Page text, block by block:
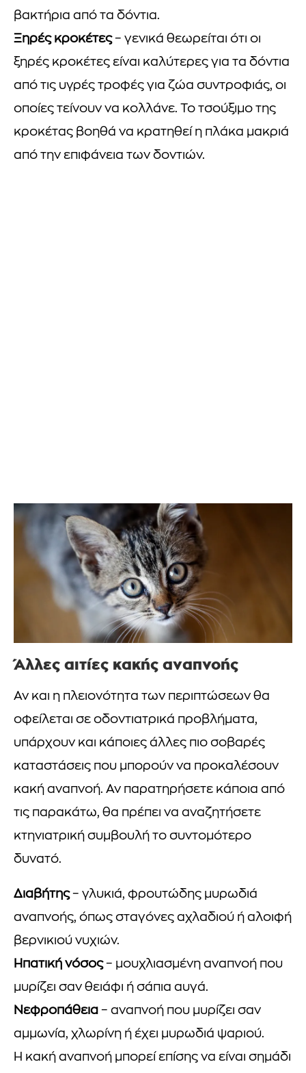
βακτήρια από τα δόντια.
Ξηρές κροκέτες– γενικά θεωρείται ότι οι
ξηρές κροκέτες είναι καλύτερες για τα δόντια
από τις υγρές τροφές για ζώα συντροφιάς, οι
οποίες τείνουν να κολλάνε. Το τσούξιμο της
κροκέτας βοηθά να κρατηθεί η πλάκα μακριά
από την επιφάνεια των δοντιών.
Άλλες αιτίες κακής αναπνοής
Αν και η πλειονότητα των περιπτώσεων θα
οφείλεται σε οδοντιατρικά προβλήματα,
υπάρχουν και κάποιες άλλες πιο σοβαρές
καταστάσεις που μπορούν να προκαλέσουν
κακή αναπνοή. Αν παρατηρήσετε κάποια από
τις παρακάτω, θα πρέπει να αναζητήσετε
κτηνιατρική συμβουλή το συντομότερο
δυνατό.
Διαβήτης– γλυκιά, φρουτώδης μυρωδιά
αναπνοής, όπως σταγόνες αχλαδιού ή αλοιφή
βερνικιού νυχιών.
Ηπατική νόσος– μουχλιασμένη αναπνοή που
μυρίζει σαν θειάφι ή σάπια αυγά.
Νεφροπάθεια – αναπνοή που μυρίζει σαν
αμμωνία, χλωρίνη ή έχει μυρωδιά ψαριού.
Η κακή αναπνοή μπορεί επίσης να είναι σημάδι